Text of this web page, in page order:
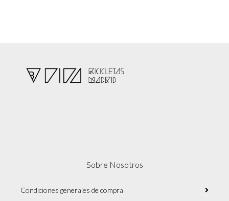
Sobre Nosotros
Condiciones generales de compra